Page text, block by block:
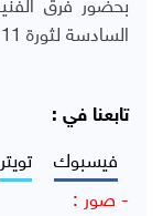
السادسة لثورة 11 فبراير لمدة أسبوع.
تابعنا في :
فيسبوك تويتر
- صور :